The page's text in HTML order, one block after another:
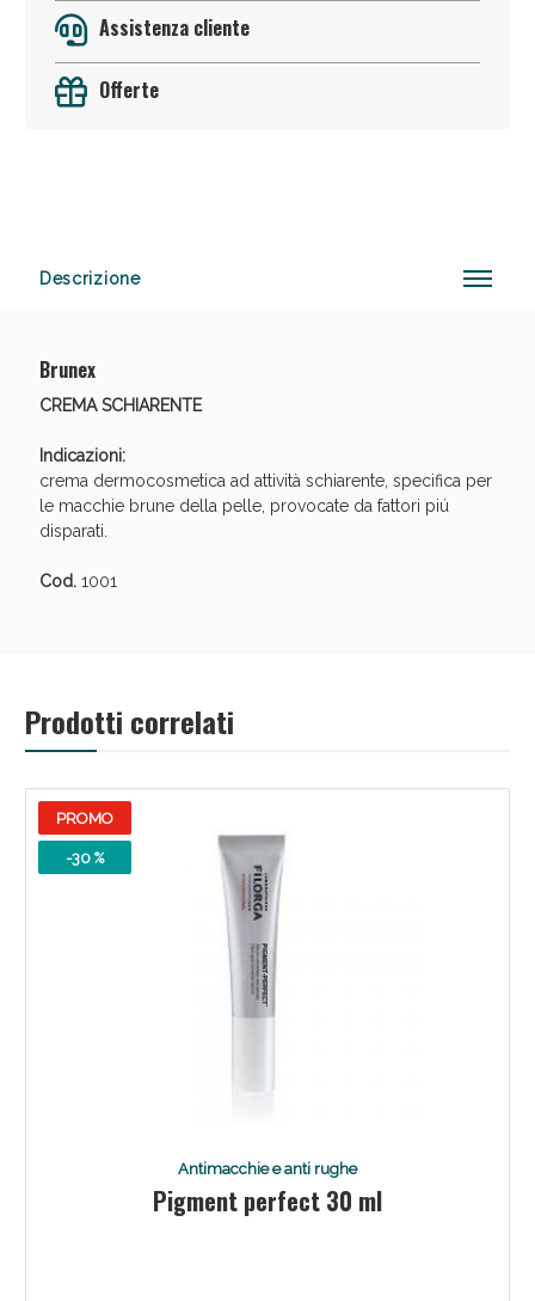
Assistenza cliente
Offerte
Descrizione
Brunex
CREMA SCHIARENTE
Indicazioni:
crema dermocosmetica ad attività schiarente, specifica per
le macchie brune della pelle, provocate da fattori piú
disparati.
Cod.1001
Prodotti correlati
PROMO
-30 %
Antimacchie e anti rughe
Pigment perfect 30 ml
Vie Urinarie e Prostata: Sconti fino al 45% oggi!